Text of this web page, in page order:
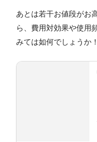
あとは若干お値段がお
ら、費用対効果や使用
みては如何でしょうか！